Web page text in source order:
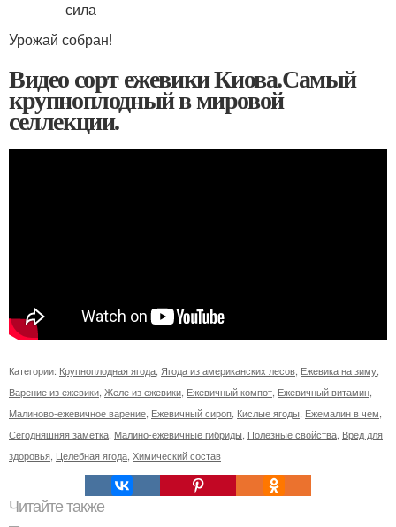
Урожай собран!
Видео сорт ежевики Киова.Самый
крупноплодный в мировой
селлекции.
Категории: Крупноплодная ягода Ягода из американских лесов Ежевика на зиму
Варение из ежевики Желе из ежевики Ежевичный компот Ежевичный витамин
Малиново-ежевичное варение Ежевичный сироп Кислые ягоды Ежемалин в чем
Сегодняшняя заметка Малино-ежевичные гибриды Полезные свойства Вред для
здоровья Целебная ягода Химический состав
Читайте также